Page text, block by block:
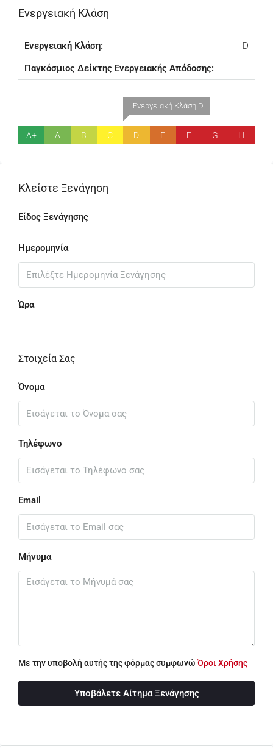
Ενεργειακή Κλάση
Ενεργειακή Κλάση: D
Παγκόσμιος Δείκτης Ενεργειακής Απόδοσης:
A+ A B C
| Ενεργειακή Κλάση D
D E F G H
Κλείστε Ξενάγηση
Είδος Ξενάγησης
Ημερομηνία
Ώρα
Στοιχεία Σας
Όνομα
Τηλέφωνο
Email
Μήνυμα
Με την υποβολή αυτής της φόρμας συμφωνώΌροι Χρήσης
Υποβάλετε Αίτημα Ξενάγησης